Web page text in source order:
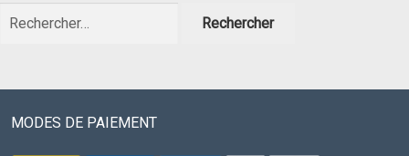
Rechercher :
MODES DE PAIEMENT